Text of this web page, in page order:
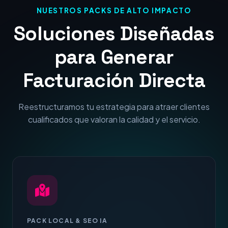
NUESTROS PACKS DE ALTO IMPACTO
Soluciones Diseñadas
para Generar
Facturación Directa
Reestructuramos tu estrategia para atraer clientes
cualificados que valoran la calidad y el servicio.
PACK LOCAL & SEO IA